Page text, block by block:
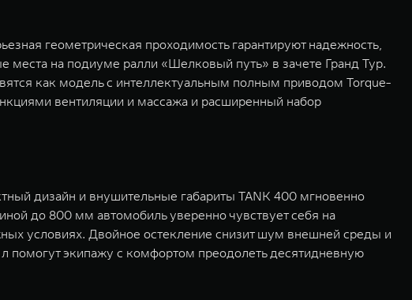
геометрическая проходимость гарантируют надежность,
на подиуме ралли «Шелковый путь» в зачете Гранд Тур.
как модель с интеллектуальным полным приводом Torque-
вентиляции и массажа и расширенный набор
дизайн и внушительные габариты TANK 400 мгновенно
до 800 мм автомобиль уверенно чувствует себя на
условиях. Двойное остекление снизит шум внешней среды и
помогут экипажу с комфортом преодолеть десятидневную